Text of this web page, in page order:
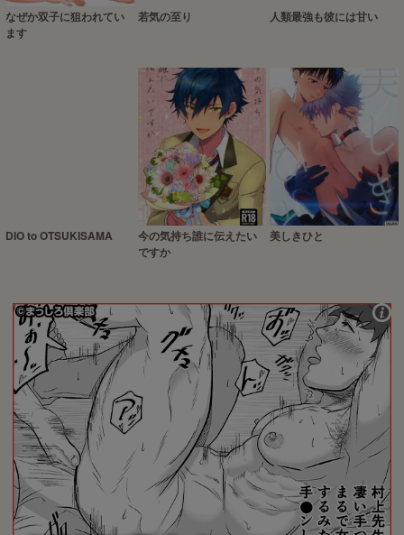
なぜか双子に狙われてい
ます
若気の至り 人類最強も彼には甘い
DIO to OTSUKISAMA
今の気持ち誰に伝えたい
ですか
美しきひと